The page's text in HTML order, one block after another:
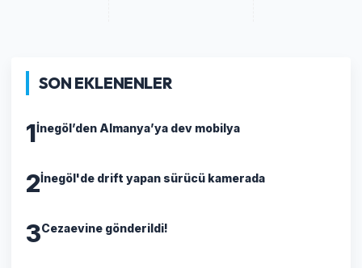
SON EKLENENLER
1İnegöl’den Almanya’ya dev mobilya
2İnegöl'de drift yapan sürücü kamerada
3Cezaevine gönderildi!